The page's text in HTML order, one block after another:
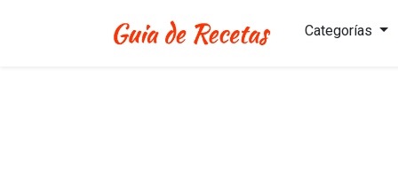
Categorías